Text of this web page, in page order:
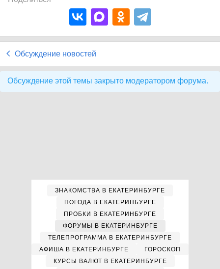
Обсуждение новостей
Обсуждение этой темы закрыто модератором форума.
ЗНАКОМСТВА В ЕКАТЕРИНБУРГЕ
ПОГОДА В ЕКАТЕРИНБУРГЕ
ПРОБКИ В ЕКАТЕРИНБУРГЕ
ФОРУМЫ В ЕКАТЕРИНБУРГЕ
ТЕЛЕПРОГРАММА В ЕКАТЕРИНБУРГЕ
АФИША В ЕКАТЕРИНБУРГЕ
ГОРОСКОП
КУРСЫ ВАЛЮТ В ЕКАТЕРИНБУРГЕ